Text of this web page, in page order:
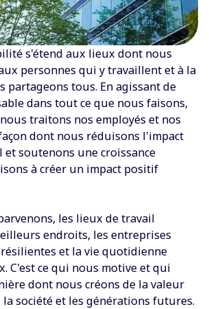
s'étend aux lieux dont nous
personnes qui y travaillent et à la
partageons tous. En agissant de
dans tout ce que nous faisons,
traitons nos employés et nos
dont nous réduisons l'impact
soutenons une croissance
à créer un impact positif
les lieux de travail
endroits, les entreprises
et la vie quotidienne
C'est ce qui nous motive et qui
dont nous créons de la valeur
société et les générations futures.